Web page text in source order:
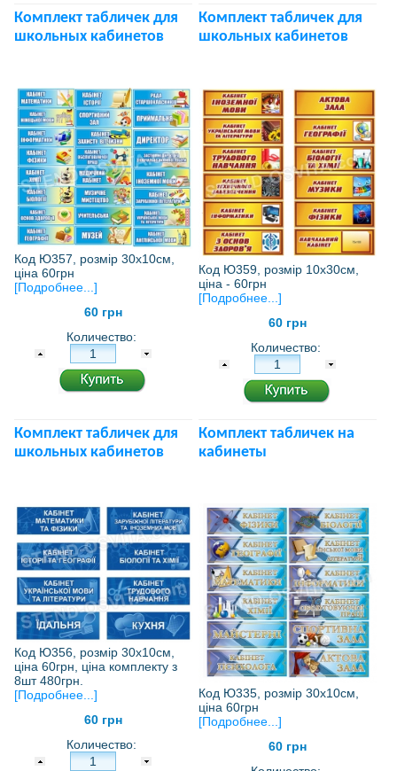
Комплект табличек для
школьных кабинетов
Код Ю357, розмір 30х10см,
ціна 60грн
[Подробнее...]
60 грн
Количество:
Комплект табличек для
школьных кабинетов
Код Ю359, розмір 10х30см,
ціна - 60грн
[Подробнее...]
60 грн
Количество:
Комплект табличек для
школьных кабинетов
Код Ю356, розмір 30х10см,
ціна 60грн, ціна комплекту з
8шт 480грн.
[Подробнее...]
60 грн
Количество:
Комплект табличек на
кабинеты
Код Ю335, розмір 30х10см,
ціна 60грн
[Подробнее...]
60 грн